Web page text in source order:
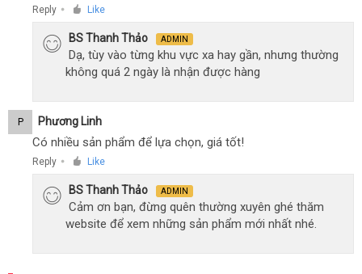
Reply ● Like
BS Thanh Thảo ADMIN
Dạ, tùy vào từng khu vực xa hay gần, nhưng thường
không quá 2 ngày là nhận được hàng
P Phương Linh
Có nhiều sản phẩm để lựa chọn, giá tốt!
Reply ● Like
BS Thanh Thảo ADMIN
Cảm ơn bạn, đừng quên thường xuyên ghé thăm
website để xem những sản phẩm mới nhất nhé.